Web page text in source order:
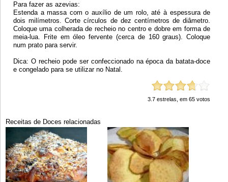
Para fazer as azevias:
Estenda a massa com o auxílio de um rolo, até à espessura de
dois milímetros. Corte círculos de dez centímetros de diâmetro.
Coloque uma colherada de recheio no centro e dobre em forma de
meia-lua. Frite em óleo fervente (cerca de 160 graus). Coloque
num prato para servir.
Dica: O recheio pode ser confeccionado na época da batata-doce
e congelado para se utilizar no Natal.
3.7 estrelas, em65 votos
Receitas de Doces relacionadas